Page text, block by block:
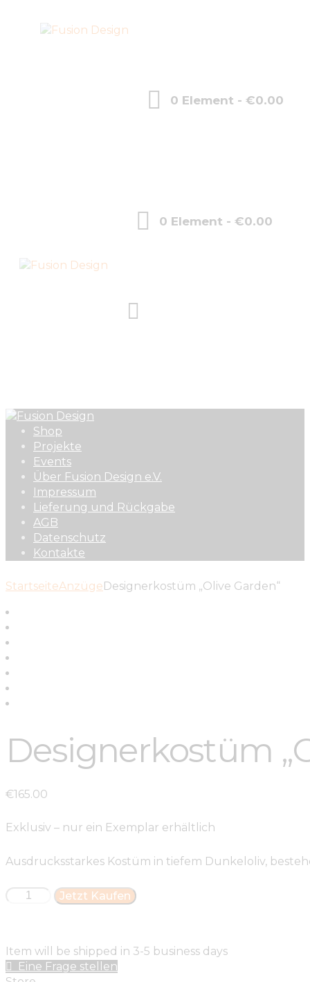
0 Element - €0.00
0 Element - €0.00
Shop
Projekte
Events
Über Fusion Design e.V.
Impressum
Lieferung und Rückgabe
AGB
Datenschutz
Kontakte
StartseiteAnzüge Designerkostüm „Olive Garden“
Designerkostüm
€165.00
Exklusiv – nur ein Exemplar erhältlich
Ausdrucksstarkes Kostüm in tiefem Dunkeloliv,
Jetzt Kaufen
Item will be shipped in 3-5 business days
Eine Frage stellen